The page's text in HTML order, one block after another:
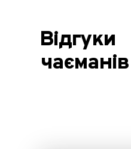
Відгуки
чаєманів